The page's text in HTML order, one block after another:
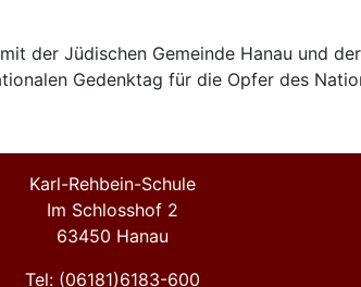
der Jüdischen Gemeinde Hanau und
Gedenktag für die Opfer des
Karl-Rehbein-Schule
Im Schlosshof 2
63450 Hanau
Tel: (06181)6183-600